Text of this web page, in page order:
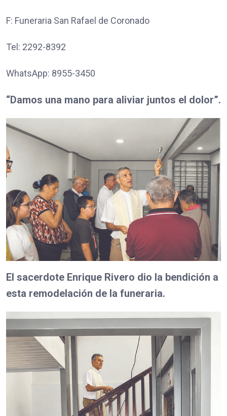
F: Funeraria San Rafael de Coronado
Tel: 2292-8392
WhatsApp: 8955-3450
“Damos una mano para aliviar juntos el dolor”.
El sacerdote Enrique Rivero dio la bendición a
esta remodelación de la funeraria.